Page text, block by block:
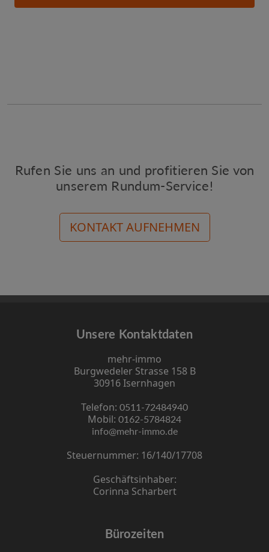
Rufen Sie uns an und profitieren Sie von
unserem Rundum-Service!
KONTAKT AUFNEHMEN
Unsere Kontaktdaten
mehr-immo
Burgwedeler Strasse 158 B
30916 Isernhagen
Telefon: 0511-72484940
Mobil: 0162-5784824
info@mehr-immo.de
Steuernummer: 16/140/17708
Geschäftsinhaber:
Corinna Scharbert
Bürozeiten